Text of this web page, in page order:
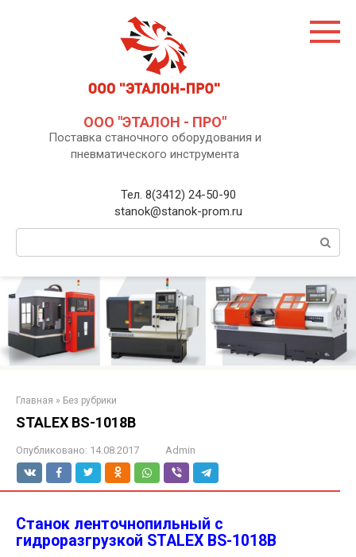
ООО "ЭТАЛОН - ПРО"
Поставка станочного оборудования и
пневматического инструмента
Тел. 8(3412) 24-50-90
stanok@stanok-prom.ru
Главная » Без рубрики
STALEX BS-1018B
Опубликовано: 14.08.2017 Admin
Станок ленточнопильный с
гидроразгрузкой STALEX BS-1018B